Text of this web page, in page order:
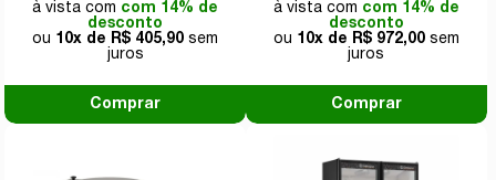
com 14% de
desconto
10x de
R$ 405,90
Comprar
com 14% de
desconto
10x de
R$ 972,00
Comprar